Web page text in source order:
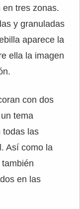
tres zonas.
y granuladas
aparece la
ella la imagen
con dos
tema
todas las
Así como la
en las